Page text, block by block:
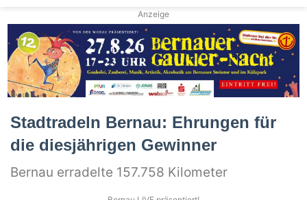
Anzeige
Stadtradeln Bernau: Ehrungen für
die diesjährigen Gewinner
Bernau erradelte 157.758 Kilometer